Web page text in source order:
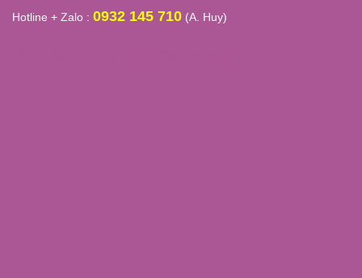
Hotline + Zalo : 0932 145 710 (A. Huy)